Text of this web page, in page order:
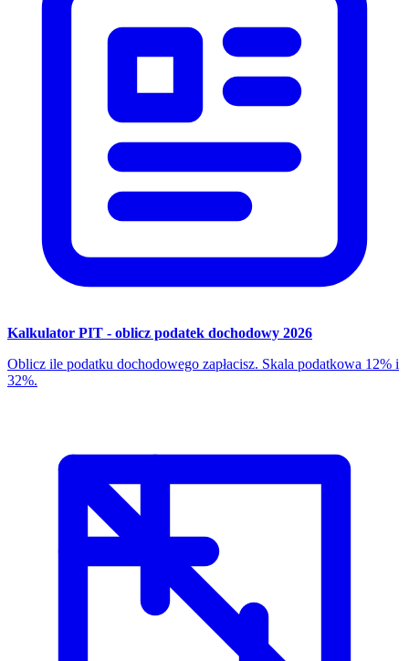
Kalkulator PIT - oblicz podatek dochodowy 2026
Oblicz ile podatku dochodowego zapłacisz. Skala podatkowa 12% i
32%.